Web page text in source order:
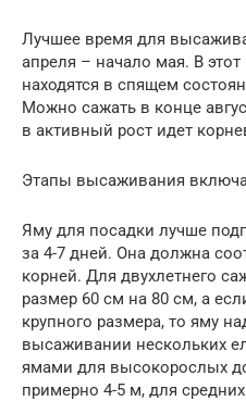
Лучшее время для
апреля – начало мая. В
находятся в спящем
Можно сажать в конце
в активный рост идет
Этапы высаживания
Яму для посадки лучше
за 4-7 дней. Она должна
корней. Для двухлетнего
размер 60 см на 80 см, а
крупного размера, то яму
высаживании нескольких
ямами для высокорослых
примерно 4-5 м, для